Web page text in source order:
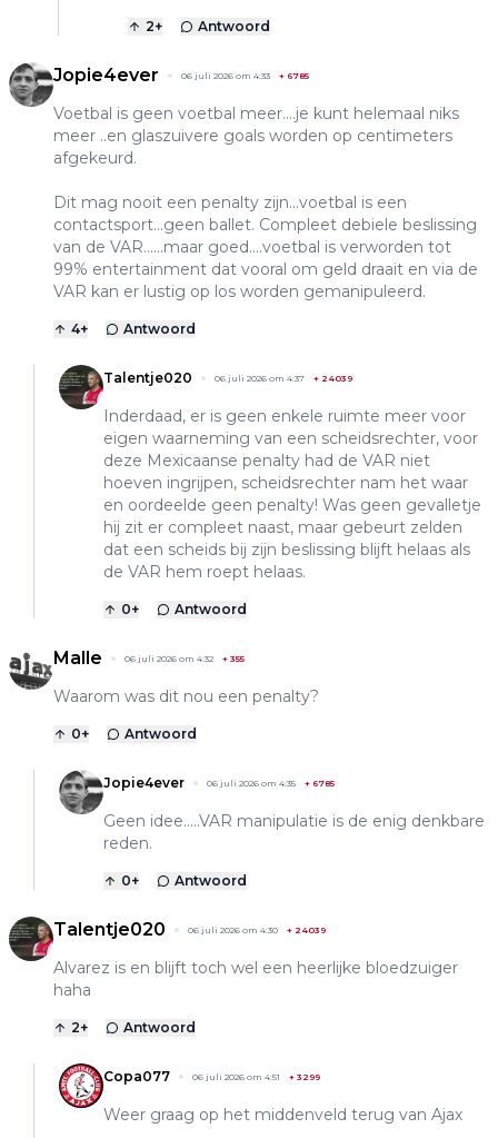
2+ Antwoord
Jopie4ever 06 juli 2026 om 4:33 + 6785
Voetbal is geen voetbal meer....je kunt helemaal niks
meer ..en glaszuivere goals worden op centimeters
afgekeurd.
Dit mag nooit een penalty zijn...voetbal is een
contactsport...geen ballet. Compleet debiele beslissing
van de VAR......maar goed....voetbal is verworden tot
99% entertainment dat vooral om geld draait en via de
VAR kan er lustig op los worden gemanipuleerd.
4+ Antwoord
Talentje020 06 juli 2026 om 4:37 + 24039
Inderdaad, er is geen enkele ruimte meer voor
eigen waarneming van een scheidsrechter, voor
deze Mexicaanse penalty had de VAR niet
hoeven ingrijpen, scheidsrechter nam het waar
en oordeelde geen penalty! Was geen gevalletje
hij zit er compleet naast, maar gebeurt zelden
dat een scheids bij zijn beslissing blijft helaas als
de VAR hem roept helaas.
0+ Antwoord
Malle 06 juli 2026 om 4:32 + 355
Waarom was dit nou een penalty?
0+ Antwoord
Jopie4ever 06 juli 2026 om 4:35 + 6785
Geen idee.....VAR manipulatie is de enig denkbare
reden.
0+ Antwoord
Talentje020 06 juli 2026 om 4:30 + 24039
Alvarez is en blijft toch wel een heerlijke bloedzuiger
haha
2+ Antwoord
Copa077 06 juli 2026 om 4:51 + 3299
Weer graag op het middenveld terug van Ajax